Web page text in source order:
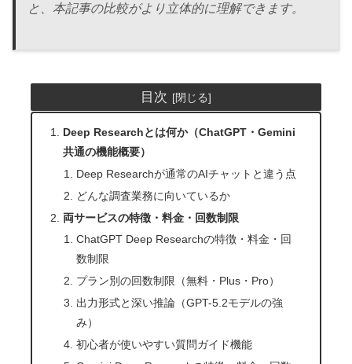
と、本記事の比較がより立体的に理解できます。
目次
Deep Researchとは何か（ChatGPT・Gemini
共通の機能概要）
Deep Researchが通常のAIチャットと違う点
どんな調査業務に向いているか
両サービスの特徴・料金・回数制限
ChatGPT Deep Researchの特徴・料金・回
数制限
プラン別の回数制限（無料・Plus・Pro）
出力形式と深い推論（GPT-5.2モデルの強
み）
初心者が使いやすい質問ガイド機能